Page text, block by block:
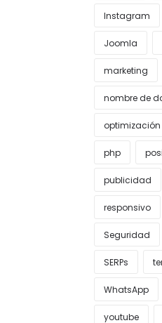
Instagram
Joomla
marketing
nombre de
optimización
php
publicidad
responsivo
Seguridad
SERPs
WhatsApp
youtube